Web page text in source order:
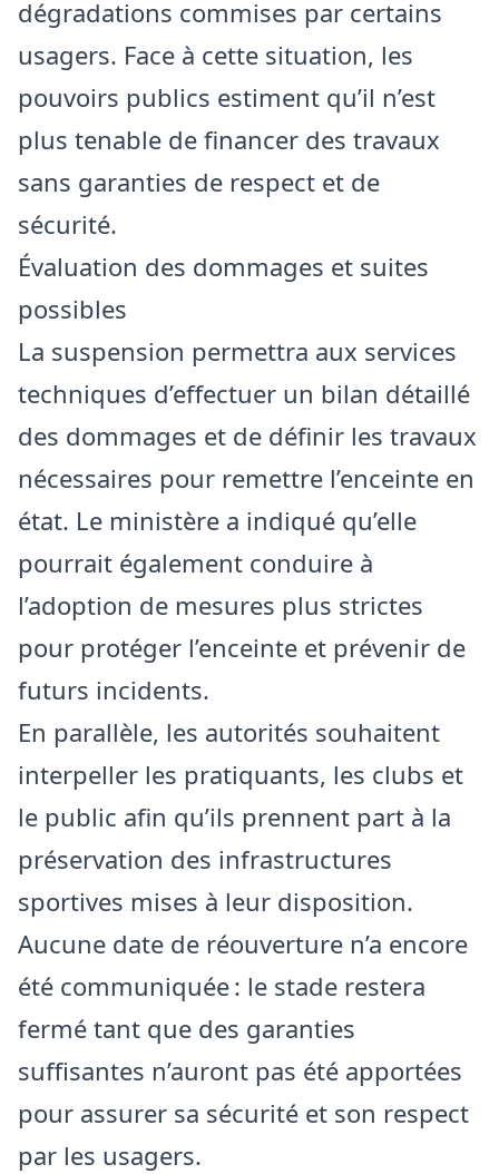
dégradations commises par certains
usagers. Face à cette situation, les
pouvoirs publics estiment qu’il n’est
plus tenable de financer des travaux
sans garanties de respect et de
sécurité.
Évaluation des dommages et suites
possibles
La suspension permettra aux services
techniques d’effectuer un bilan détaillé
des dommages et de définir les travaux
nécessaires pour remettre l’enceinte en
état. Le ministère a indiqué qu’elle
pourrait également conduire à
l’adoption de mesures plus strictes
pour protéger l’enceinte et prévenir de
futurs incidents.
En parallèle, les autorités souhaitent
interpeller les pratiquants, les clubs et
le public afin qu’ils prennent part à la
préservation des infrastructures
sportives mises à leur disposition.
Aucune date de réouverture n’a encore
été communiquée : le stade restera
fermé tant que des garanties
suffisantes n’auront pas été apportées
pour assurer sa sécurité et son respect
par les usagers.